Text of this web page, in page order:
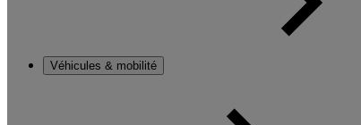
Véhicules & mobilité